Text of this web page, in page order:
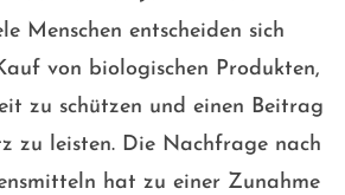
Menschen entscheiden sich
von biologischen Produkten,
zu schützen und einen Beitrag
zu leisten. Die Nachfrage nach
hat zu einer Zunahme